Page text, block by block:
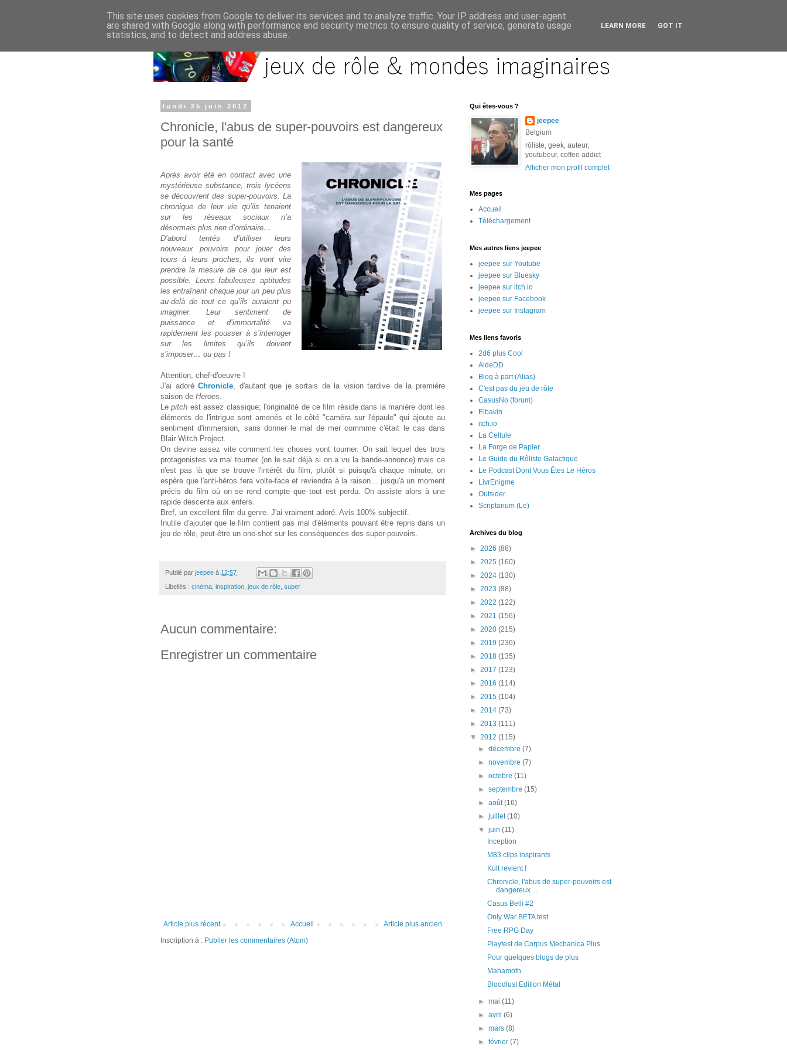
lundi 25 juin 2012
Chronicle, l'abus de super-pouvoirs est dangereux
pour la santé
Après avoir été en contact avec une
mystérieuse substance, trois lycéens
se découvrent des super-pouvoirs. La
chronique de leur vie qu’ils tenaient
sur les réseaux sociaux n’a
désormais plus rien d’ordinaire…
D’abord tentés d’utiliser leurs
nouveaux pouvoirs pour jouer des
tours à leurs proches, ils vont vite
prendre la mesure de ce qui leur est
possible. Leurs fabuleuses aptitudes
les entraînent chaque jour un peu plus
au-delà de tout ce qu’ils auraient pu
imaginer. Leur sentiment de
puissance et d’immortalité va
rapidement les pousser à s’interroger
sur les limites qu’ils doivent
s’imposer… ou pas !
Attention, chef-d'oeuvre !
J'ai adoréChronicle , d'autant que je sortais de la vision tardive de la première
saison de Heroes
Lepitch est assez classique; l'originalité de ce film réside dans la manière dont les
éléments de l'intrigue sont amenés et le côté "caméra sur l'épaule" qui ajoute au
sentiment d'immersion, sans donner le mal de mer commme c'était le cas dans
Blair Witch Project.
On devine assez vite comment les choses vont tourner. On sait lequel des trois
protagonistes va mal tourner (on le sait déjà si on a vu la bande-annonce) mais ce
n'est pas là que se trouve l'intérêt du film, plutôt si puisqu'à chaque minute, on
espère que l'anti-héros fera volte-face et reviendra à la raison... jusqu'à un moment
précis du film où on se rend compte que tout est perdu. On assiste alors à une
rapide descente aux enfers.
Bref, un excellent film du genre. J'ai vraiment adoré. Avis 100% subjectif.
Inutile d'ajouter que le film contient pas mal d'éléments pouvant être repris dans un
jeu de rôle, peut-être un one-shot sur les conséquences des super-pouvoirs.
Publié par jeepee à 12:57
Libellés : cinéma inspiration jeux de rôle super
Aucun commentaire:
Enregistrer un commentaire
Article plus récent Article plus ancien
Accueil
Inscription à : Publier les commentaires (Atom)
Qui êtes-vous ?
jeepee
Belgium
rôliste, geek, auteur,
youtubeur, coffee addict
Afficher mon profil complet
Mes pages
Accueil
Téléchargement
Mes autres liens jeepee
jeepee sur Youtube
jeepee sur Bluesky
jeepee sur itch.io
jeepee sur Facebook
jeepee sur Instagram
Mes liens favoris
2d6 plus Cool
AideDD
Blog à part (Alias)
C'est pas du jeu de rôle
CasusNo (forum)
Elbakin
itch.io
La Cellule
La Forge de Papier
Le Guide du Rôliste Galactique
Le Podcast Dont Vous Êtes Le Héros
LivrEnigme
Outsider
Scriptarium (Le)
Archives du blog
► 2026 (88)
► 2025 (160)
► 2024 (130)
► 2023 (88)
► 2022 (122)
► 2021 (156)
► 2020 (215)
► 2019 (236)
► 2018 (135)
► 2017 (123)
► 2016 (114)
► 2015 (104)
► 2014 (73)
► 2013 (111)
▼ 2012 (115)
►décembre(7)
►novembre(7)
►octobre(11)
►septembre(15)
►août(16)
►juillet(10)
▼juin(11)
Inception
M83 clips inspirants
Kult revient !
Chronicle, l'abus de super-pouvoirs est
dangereux ...
Casus Belli #2
Only War BETA test
Free RPG Day
Playtest de Corpus Mechanica Plus
Pour quelques blogs de plus
Mahamoth
Bloodlust Edition Métal
►mai(11)
►avril(6)
►mars(8)
►février(7)
This site uses cookies from Google to deliver its services and to analyze traffic. Your IP address and user-agent
are shared with Google along with performance and security metrics to ensure quality of service, generate usage
statistics, and to detect and address abuse.
LEARN MORE GOT IT